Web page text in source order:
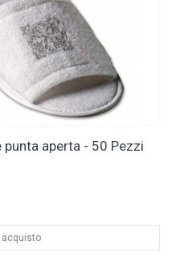
aperta - 50 Pezzi
acquisto